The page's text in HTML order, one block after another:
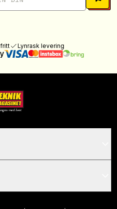
Lynrask levering